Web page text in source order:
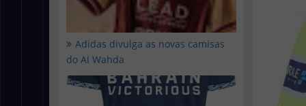
Adidas divulga as novas camisas
do Al Wahda